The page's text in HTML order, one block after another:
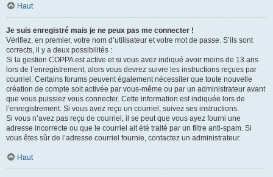
Haut
Je suis enregistré mais je ne peux pas me connecter !
Vérifiez, en premier, votre nom d’utilisateur et votre mot de passe. S’ils sont
corrects, il y a deux possibilités :
Si la gestion COPPA est active et si vous avez indiqué avoir moins de 13 ans
lors de l’enregistrement, alors vous devrez suivre les instructions reçues par
courriel. Certains forums peuvent également nécessiter que toute nouvelle
création de compte soit activée par vous-même ou par un administrateur avant
que vous puissiez vous connecter. Cette information est indiquée lors de
l’enregistrement. Si vous avez reçu un courriel, suivez ses instructions.
Si vous n’avez pas reçu de courriel, il se peut que vous ayez fourni une
adresse incorrecte ou que le courriel ait été traité par un filtre anti-spam. Si
vous êtes sûr de l’adresse courriel fournie, contactez un administrateur.
Haut